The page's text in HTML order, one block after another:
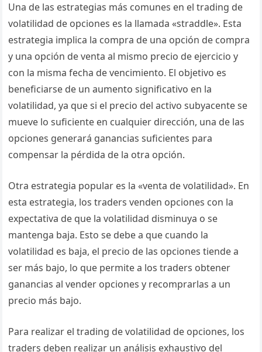
Una de las estrategias más comunes en el trading de
volatilidad de opciones es la llamada «straddle». Esta
estrategia implica la compra de una opción de compra
y una opción de venta al mismo precio de ejercicio y
con la misma fecha de vencimiento. El objetivo es
beneficiarse de un aumento significativo en la
volatilidad, ya que si el precio del activo subyacente se
mueve lo suficiente en cualquier dirección, una de las
opciones generará ganancias suficientes para
compensar la pérdida de la otra opción.
Otra estrategia popular es la «venta de volatilidad». En
esta estrategia, los traders venden opciones con la
expectativa de que la volatilidad disminuya o se
mantenga baja. Esto se debe a que cuando la
volatilidad es baja, el precio de las opciones tiende a
ser más bajo, lo que permite a los traders obtener
ganancias al vender opciones y recomprarlas a un
precio más bajo.
Para realizar el trading de volatilidad de opciones, los
traders deben realizar un análisis exhaustivo del